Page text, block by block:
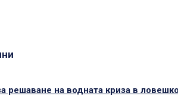
решаване на водната криза в